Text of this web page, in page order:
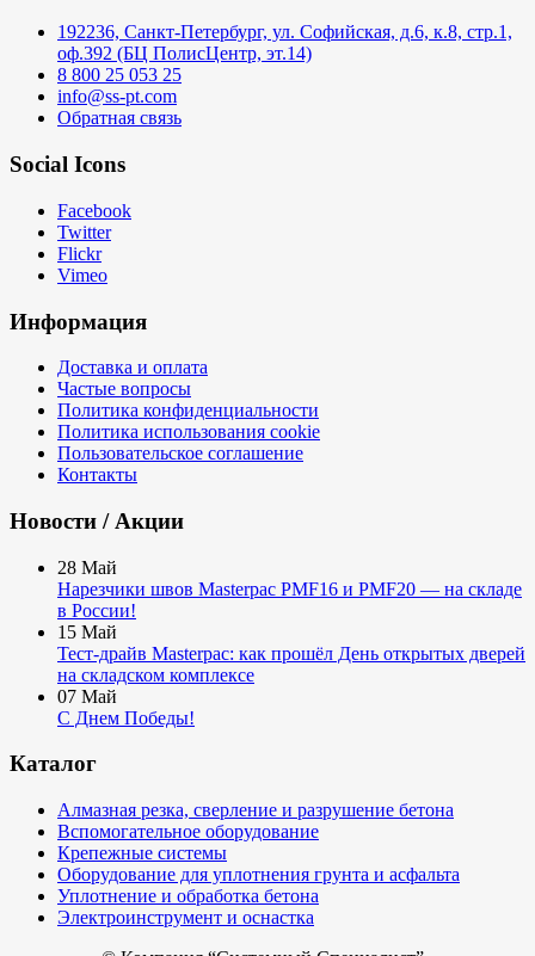
192236, Санкт-Петербург, ул. Софийская, д.6, к.8, стр.1,
оф.392 (БЦ ПолисЦентр, эт.14)
8 800 25 053 25
info@ss-pt.com
Обратная связь
Social Icons
Facebook
Twitter
Flickr
Vimeo
Информация
Доставка и оплата
Частые вопросы
Политика конфиденциальности
Политика использования cookie
Пользовательское соглашение
Контакты
Новости / Акции
28 Май
Нарезчики швов Masterpac PMF16 и PMF20 — на складе
в России!
15 Май
Тест-драйв Masterpac: как прошёл День открытых дверей
на складском комплексе
07 Май
С Днем Победы!
Каталог
Алмазная резка, сверление и разрушение бетона
Вспомогательное оборудование
Крепежные системы
Оборудование для уплотнения грунта и асфальта
Уплотнение и обработка бетона
Электроинструмент и оснастка